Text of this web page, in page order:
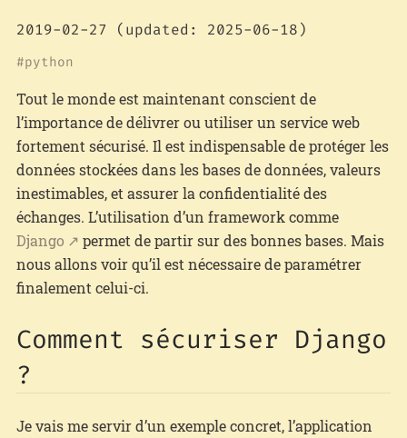
2019-02-27 (updated: 2025-06-18)
python
Tout le monde est maintenant conscient de
l’importance de délivrer ou utiliser un service web
fortement sécurisé. Il est indispensable de protéger les
données stockées dans les bases de données, valeurs
inestimables, et assurer la confidentialité des
échanges. L’utilisation d’un framework comme
Django
permet de partir sur des bonnes bases. Mais
nous allons voir qu’il est nécessaire de paramétrer
finalement celui-ci.
Comment sécuriser Django
?
Je vais me servir d’un exemple concret, l’application